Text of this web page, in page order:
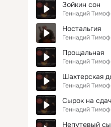
Зойкин сон
Геннадий
Ностальгия
Геннадий
Прощальная
Геннадий
Шахтерская
Геннадий
Сырок на
Геннадий
Непутевый